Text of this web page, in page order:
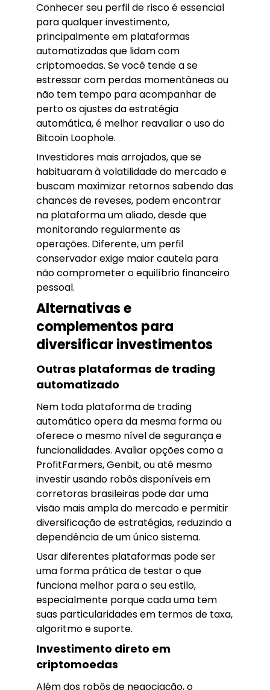
Conhecer seu perfil de risco é essencial
para qualquer investimento,
principalmente em plataformas
automatizadas que lidam com
criptomoedas. Se você tende a se
estressar com perdas momentâneas ou
não tem tempo para acompanhar de
perto os ajustes da estratégia
automática, é melhor reavaliar o uso do
Bitcoin Loophole.
Investidores mais arrojados, que se
habituaram à volatilidade do mercado e
buscam maximizar retornos sabendo das
chances de reveses, podem encontrar
na plataforma um aliado, desde que
monitorando regularmente as
operações. Diferente, um perfil
conservador exige maior cautela para
não comprometer o equilíbrio financeiro
pessoal.
Alternativas e
complementos para
diversificar investimentos
Outras plataformas de trading
automatizado
Nem toda plataforma de trading
automático opera da mesma forma ou
oferece o mesmo nível de segurança e
funcionalidades. Avaliar opções como a
ProfitFarmers, Genbit, ou até mesmo
investir usando robôs disponíveis em
corretoras brasileiras pode dar uma
visão mais ampla do mercado e permitir
diversificação de estratégias, reduzindo a
dependência de um único sistema.
Usar diferentes plataformas pode ser
uma forma prática de testar o que
funciona melhor para o seu estilo,
especialmente porque cada uma tem
suas particularidades em termos de taxa,
algoritmo e suporte.
Investimento direto em
criptomoedas
Além dos robôs de negociação, o